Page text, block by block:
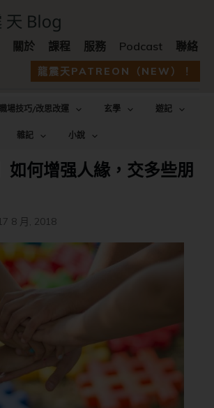
關於 課程 服務 Podcast 聯絡
龍震天PATREON（NEW）！
職場技巧/改思改運 玄學
遊記
雜記
小說
如何增强人緣，交多些朋
8 月, 2018